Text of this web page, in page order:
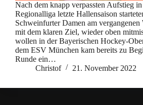
Nach dem knapp verpassten Aufstieg
Regionalliga letzte Hallensaison
Schweinfurter Damen am vergangenen
mit dem klaren Ziel, wieder oben
wollen in der Bayerischen Hockey-
dem ESV München kam bereits zu
Runde ein…
Christof
21. November 2022